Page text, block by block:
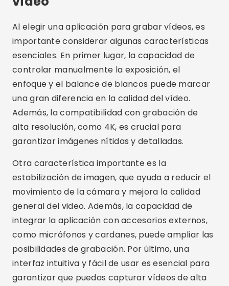
incluyen Filmic Pro, Adobe Premiere Rush, Open
Camera, ProCam 8 y MAVIS. Cada uno ofrece
una funcionalidad específica que puede
adaptarse a diferentes necesidades y estilos de
grabación.
¿Por qué utilizar una aplicación de
grabación de vídeo específica?
El uso de una aplicación de grabación de video
dedicada le brinda un mayor control sobre los
parámetros de grabación como la exposición, el
enfoque y el balance de blancos, además de
permitir la captura de alta resolución. Esto se
traduce en vídeos de mejor calidad y mayor
profesionalismo.
¿Cómo elegir la mejor aplicación para